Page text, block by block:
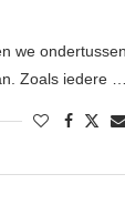
we
Zoals iedere …